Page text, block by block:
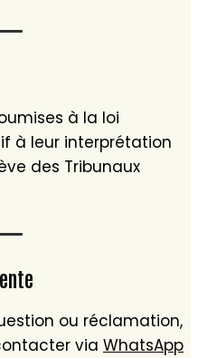
à la loi
à leur interprétation
des Tribunaux
ou réclamation,
via WhatsApp